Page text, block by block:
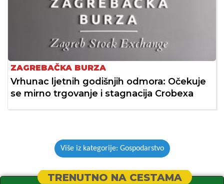
ZAGREBAČKA BURZA
Vrhunac ljetnih godišnjih odmora: Očekuje
se mirno trgovanje i stagnacija Crobexa
Više iz kategorije: Gospodarstvo
TRENUTNO NA CESTAMA